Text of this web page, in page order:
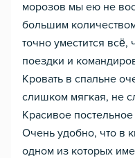
морозов мы ею не
большим
точно уместится всё,
поездки и
Кровать в спальне
слишком мягкая, не
Красивое
Очень удобно, что в
одном из которых